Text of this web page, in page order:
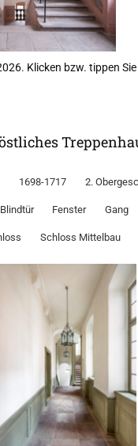
Klicken bzw. tippen
1698-1717 2.
Blindtür Fenster Gang
Schloss Mittelbau